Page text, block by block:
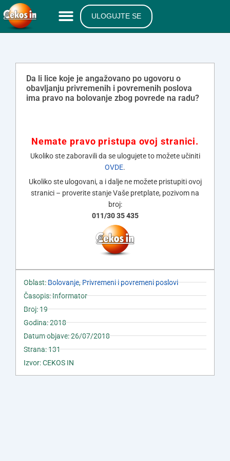
ULOGUJTE SE
Da li lice koje je angažovano po ugovoru o
obavljanju privremenih i povremenih poslova
ima pravo na bolovanje zbog povrede na radu?
Nemate pravo pristupa ovoj stranici.
Ukoliko ste zaboravili da se ulogujete to možete učiniti
OVDE.
Ukoliko ste ulogovani, a i dalje ne možete pristupiti ovoj
stranici – proverite stanje Vaše pretplate, pozivom na
broj:
011/30 35 435
Oblast:Bolovanje,Privremeni i povremeni poslovi
Časopis: Informator
Broj: 19
Godina: 2018
Datum objave: 26/07/2018
Strana: 131
Izvor: CEKOS IN